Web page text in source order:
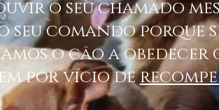
o seu chamado
seu comando porque
o cão a obedecer
por vício de